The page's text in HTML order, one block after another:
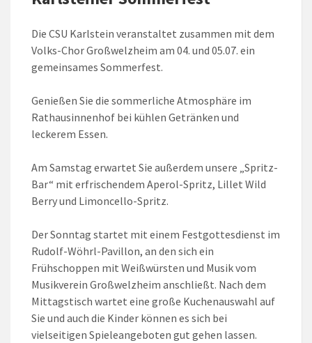
Die CSU Karlstein veranstaltet zusammen mit dem
Volks-Chor Großwelzheim am 04. und 05.07. ein
gemeinsames Sommerfest.
Genießen Sie die sommerliche Atmosphäre im
Rathausinnenhof bei kühlen Getränken und
leckerem Essen.
Am Samstag erwartet Sie außerdem unsere „Spritz-
Bar“ mit erfrischendem Aperol-Spritz, Lillet Wild
Berry und Limoncello-Spritz.
Der Sonntag startet mit einem Festgottesdienst im
Rudolf-Wöhrl-Pavillon, an den sich ein
Frühschoppen mit Weißwürsten und Musik vom
Musikverein Großwelzheim anschließt. Nach dem
Mittagstisch wartet eine große Kuchenauswahl auf
Sie und auch die Kinder können es sich bei
vielseitigen Spieleangeboten gut gehen lassen.